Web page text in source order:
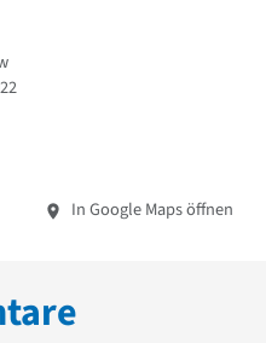
In Google Maps öffnen